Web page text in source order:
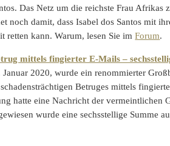
Das Netz um die reichste Frau Afrikas
noch damit, dass Isabel dos Santos mit
retten kann. Warum, lesen Sie imForum.
mittels fingierter E-Mails –
2020, wurde ein renommierter
Betruges mittels
hatte eine Nachricht der vermeintlichen
wurde eine sechsstellige Summe